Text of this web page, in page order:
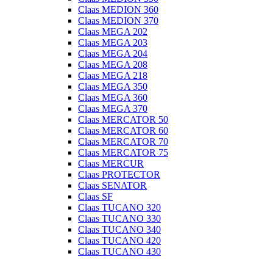
Claas MEDION 360
Claas MEDION 370
Claas MEGA 202
Claas MEGA 203
Claas MEGA 204
Claas MEGA 208
Claas MEGA 218
Claas MEGA 350
Claas MEGA 360
Claas MEGA 370
Claas MERCATOR 50
Claas MERCATOR 60
Claas MERCATOR 70
Claas MERCATOR 75
Claas MERCUR
Claas PROTECTOR
Claas SENATOR
Claas SF
Claas TUCANO 320
Claas TUCANO 330
Claas TUCANO 340
Claas TUCANO 420
Claas TUCANO 430